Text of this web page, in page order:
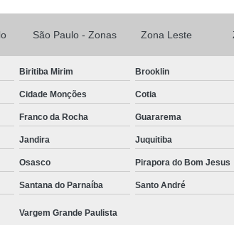
Loja para Conserto de Celular
Manutenção Celular Samsung
Manutenção de Celular Delivery
Manutenção de Celular em SP
Manutenção de Celular Samsung
Manutenção do Aparelho Celular
Reparo Celular em São Paulo
São Paulo - Zonas Zona Leste
Biritiba Mirim Brooklin
Cidade Monções Cotia
Franco da Rocha Guararema
Jandira Juquitiba
Osasco Pirapora do Bom Jesus
Santana do Parnaíba Santo André
Vargem Grande Paulista